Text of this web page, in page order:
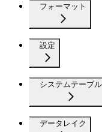
フォーマット
設定
システムテーブル
データレイク